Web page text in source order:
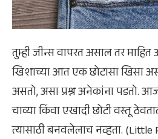
तुम्ही जीन्स वापरत असाल तर
खिशाच्या आत एक छोटासा खिसा
असतो, असा प्रश्न अनेकांना पडतो.
चाव्या किंवा एखादी छोटी वस्तू
त्यासाठी बनवलेलाच नव्हता. (Little